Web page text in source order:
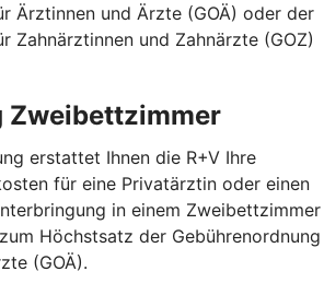
Ärztinnen und Ärzte (GOÄ) oder der
Zahnärztinnen und Zahnärzte (GOZ)
Zweibettzimmer
erstattet Ihnen die R+V Ihre
für eine Privatärztin oder einen
in einem Zweibettzimmer
Höchstsatz der Gebührenordnung
(GOÄ).